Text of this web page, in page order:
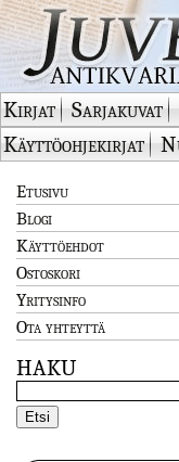
Kirjat Sarjakuvat
Käyttöohjekirjat
Etusivu
Blogi
Käyttöehdot
Ostoskori
Yritysinfo
Ota yhteyttä
HAKU